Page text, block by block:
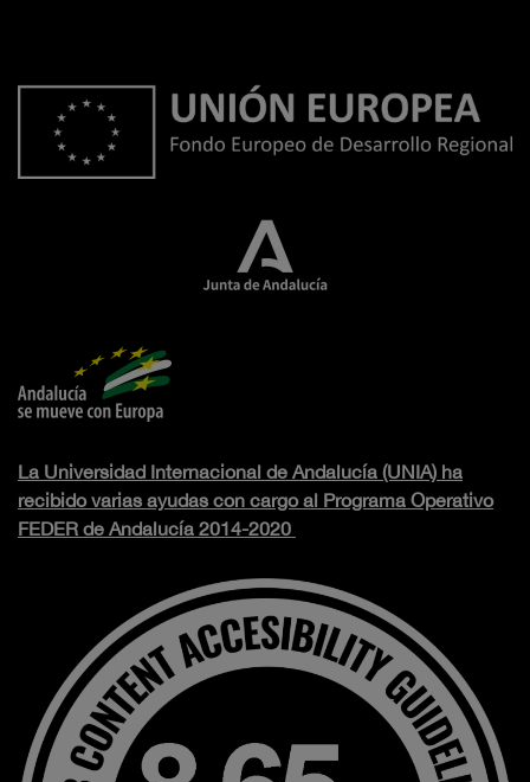
La Universidad Internacional de Andalucía (UNIA) ha
recibido varias ayudas con cargo al Programa Operativo
FEDER de Andalucía 2014-2020